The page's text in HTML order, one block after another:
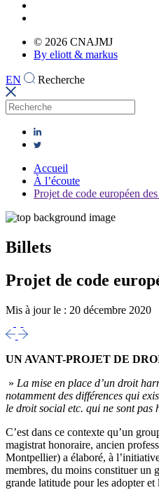
© 2026 CNAJMJ
By eliott & markus
EN Recherche
Accueil
À l’écoute
Projet de code européen
Billets
Projet de code
Mis à jour le : 20 décembre 2020
UN AVANT-PROJET DE
» La mise en place d’un droit
notamment des différences qui
le droit social etc. qui ne sont pas
C’est dans ce contexte qu’un
magistrat honoraire, ancien
Montpellier) a élaboré, à
membres, du moins constituer un
grande latitude pour les adopter